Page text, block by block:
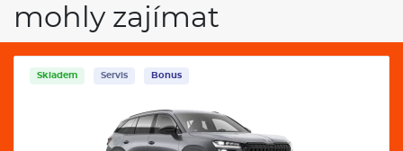
mohly zajímat
Skladem Servis Bonus